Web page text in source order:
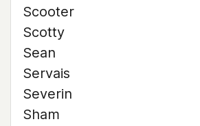
Scooter
Scotty
Sean
Servais
Severin
Sham